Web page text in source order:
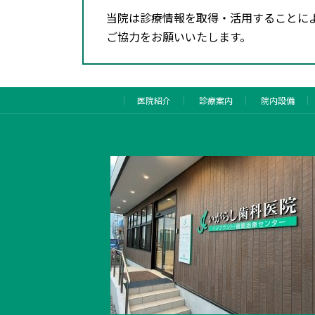
当院は診療情報を取得・活用すること
ご協力をお願いいたします。
医院紹介 診療案内 院内設備